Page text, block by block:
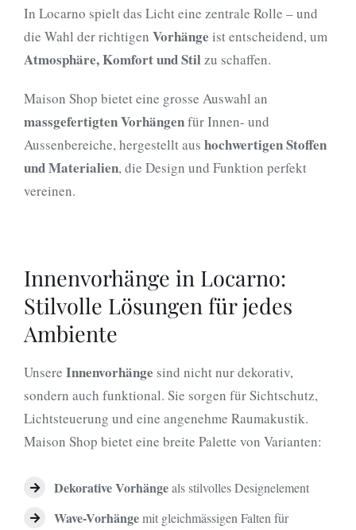
In Locarno spielt das Licht eine zentrale Rolle – und
die Wahl der richtigen Vorhänge ist entscheidend, um
Atmosphäre, Komfort und Stilzu schaffen.
Maison Shop bietet eine grosse Auswahl an
massgefertigten Vorhängenfür Innen- und
Aussenbereiche, hergestellt aus hochwertigen Stoffen
und Materialien, die Design und Funktion perfekt
vereinen.
Innenvorhänge in Locarno:
Stilvolle Lösungen für jedes
Ambiente
Unsere Innenvorhänge sind nicht nur dekorativ,
sondern auch funktional. Sie sorgen für Sichtschutz,
Lichtsteuerung und eine angenehme Raumakustik.
Maison Shop bietet eine breite Palette von Varianten:
Dekorative Vorhängeals stilvolles Designelement
Wave-Vorhängemit gleichmässigen Falten für